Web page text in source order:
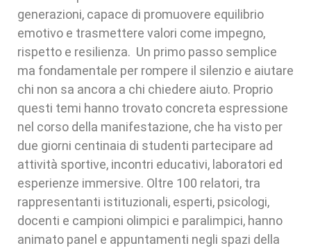
generazioni, capace di promuovere equilibrio
emotivo e trasmettere valori come impegno,
rispetto e resilienza. Un primo passo semplice
ma fondamentale per rompere il silenzio e aiutare
chi non sa ancora a chi chiedere aiuto. Proprio
questi temi hanno trovato concreta espressione
nel corso della manifestazione, che ha visto per
due giorni centinaia di studenti partecipare ad
attività sportive, incontri educativi, laboratori ed
esperienze immersive. Oltre 100 relatori, tra
rappresentanti istituzionali, esperti, psicologi,
docenti e campioni olimpici e paralimpici, hanno
animato panel e appuntamenti negli spazi della